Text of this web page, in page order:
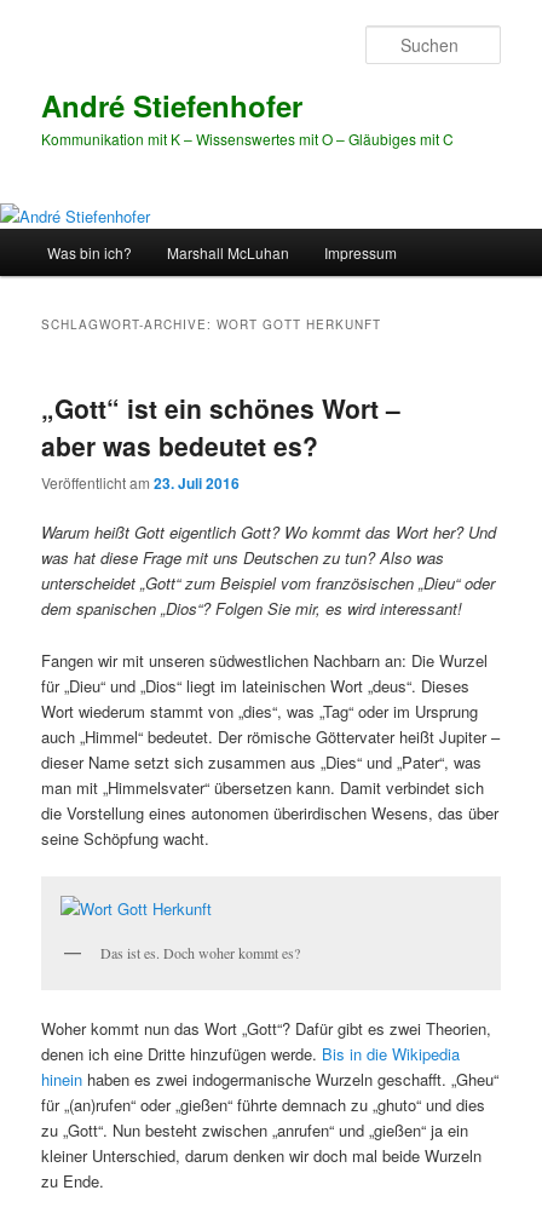
André Stiefenhofer
Kommunikation mit K – Wissenswertes mit O – Gläubiges mit C
Was bin ich? Marshall McLuhan Impressum
SCHLAGWORT-ARCHIVE:WORT GOTT HERKUNFT
„Gott“ ist ein schönes Wort –
aber was bedeutet es?
Veröffentlicht am23. Juli 2016
Warum heißt Gott eigentlich Gott? Wo kommt das Wort her? Und
was hat diese Frage mit uns Deutschen zu tun? Also was
unterscheidet „Gott“ zum Beispiel vom französischen „Dieu“ oder
dem spanischen „Dios“? Folgen Sie mir, es wird interessant!
Fangen wir mit unseren südwestlichen Nachbarn an: Die Wurzel
für „Dieu“ und „Dios“ liegt im lateinischen Wort „deus“. Dieses
Wort wiederum stammt von „dies“, was „Tag“ oder im Ursprung
auch „Himmel“ bedeutet. Der römische Göttervater heißt Jupiter –
dieser Name setzt sich zusammen aus „Dies“ und „Pater“, was
man mit „Himmelsvater“ übersetzen kann. Damit verbindet sich
die Vorstellung eines autonomen überirdischen Wesens, das über
seine Schöpfung wacht.
Das ist es. Doch woher kommt es?
Woher kommt nun das Wort „Gott“? Dafür gibt es zwei Theorien,
denen ich eine Dritte hinzufügen werde. Bis in die Wikipedia
hinein haben es zwei indogermanische Wurzeln geschafft. „Gheu“
für „(an)rufen“ oder „gießen“ führte demnach zu „ghuto“ und dies
zu „Gott“. Nun besteht zwischen „anrufen“ und „gießen“ ja ein
kleiner Unterschied, darum denken wir doch mal beide Wurzeln
zu Ende.